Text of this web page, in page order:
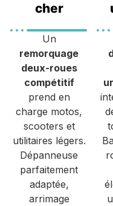
cher
Un
remorquage
deux-roues
compétitif
prend en
charge motos,
scooters et
utilitaires légers.
Dépanneuse
parfaitement
adaptée,
arrimage